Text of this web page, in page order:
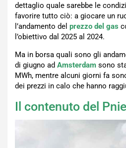
dettaglio quale sarebbe le
favorire tutto ciò: a giocare un
l’andamento del prezzo del gas
l’obiettivo dal 2025 al 2024.
Ma in borsa quali sono gli
di giugno ad Amsterdam sono
MWh, mentre alcuni giorni fa
dei prezzi in calo che hanno
Il contenuto del